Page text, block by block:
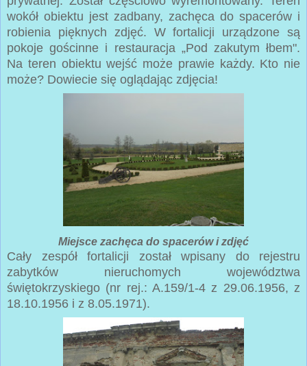
wokół obiektu jest zadbany, zachęca do spacerów i
robienia pięknych zdjęć. W fortalicji urządzone są
pokoje gościnne i restauracja „Pod zakutym łbem".
Na teren obiektu wejść może prawie każdy. Kto nie
może? Dowiecie się oglądając zdjęcia!
Miejsce zachęca do spacerów i zdjęć
Cały zespół fortalicji został wpisany do rejestru
zabytków nieruchomych województwa
świętokrzyskiego (nr rej.: A.159/1-4 z 29.06.1956, z
18.10.1956 i z 8.05.1971).